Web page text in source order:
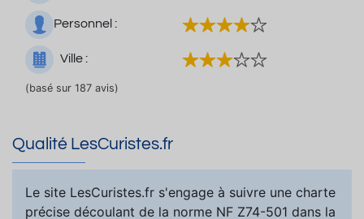
Personnel :
Ville :
(basé sur 187 avis)
Qualité LesCuristes.fr
Le site LesCuristes.fr s'engage à suivre une charte
précise découlant de la norme NF Z74-501 dans la